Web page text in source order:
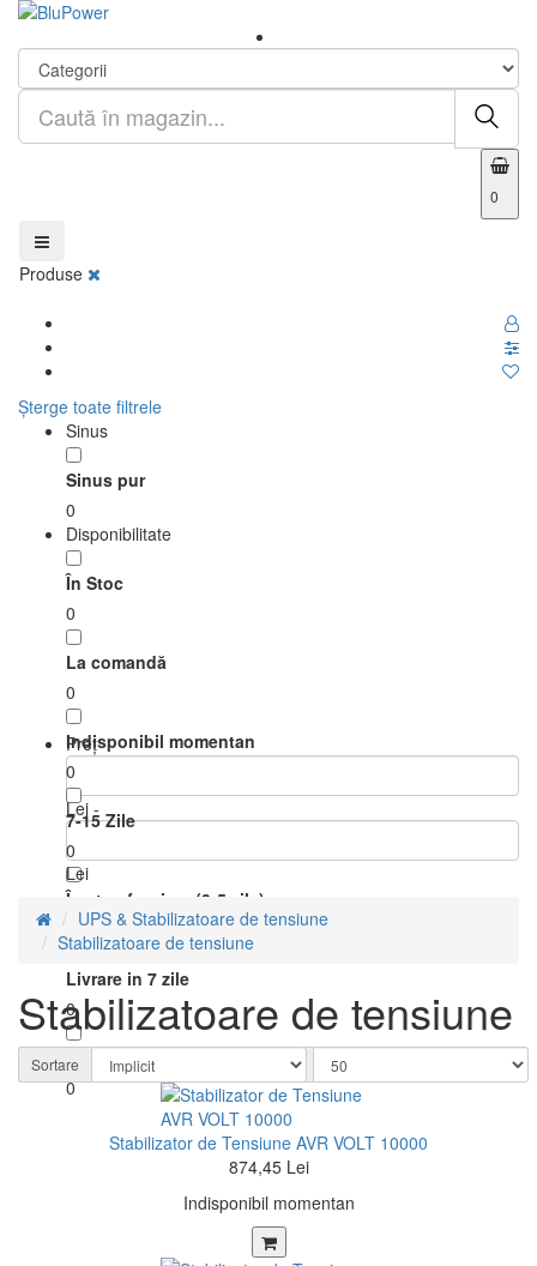
0
Produse
Șterge toate filtrele
Sinus
Sinus pur
0
Disponibilitate
În Stoc
0
La comandă
0
Indisponibil momentan
0
7-15 Zile
0
În stoc furnizor (3-5 zile)
Livrare in 7 zile
0
Livrare in 15 zile
0
Preţ
Lei -
Lei
UPS & Stabilizatoare de tensiune
Stabilizatoare de tensiune
Stabilizatoare de tensiune
Sortare Afisare
Stabilizator de Tensiune AVR VOLT 10000
874,45 Lei
Indisponibil momentan